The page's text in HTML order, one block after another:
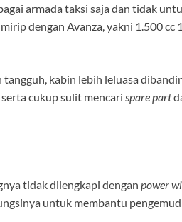
armada taksi saja dan tidak
dengan Avanza, yakni 1.500
kabin lebih leluasa
cukup sulit mencari spare part
tidak dilengkapi dengan power
untuk membantu